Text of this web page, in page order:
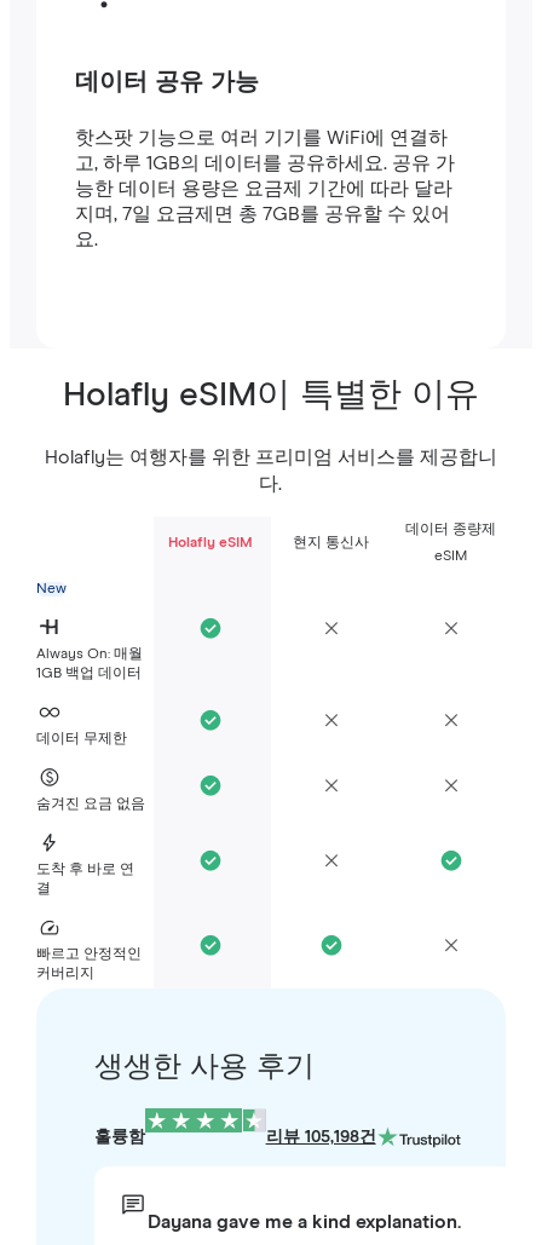
데이터 공유 가능
핫스팟 기능으로 여러 기기를 WiFi에 연결하
고, 하루 1GB의 데이터를 공유하세요. 공유 가
능한 데이터 용량은 요금제 기간에 따라 달라
지며, 7일 요금제면 총 7GB를 공유할 수 있어
요.
Holafly eSIM이 특별한 이유
Holafly는 여행자를 위한 프리미엄 서비스를 제공합니
다.
Holafly eSIM 현지 통신사
데이터 종량제
eSIM
New
Always On: 매월
1GB 백업 데이터
데이터 무제한
숨겨진 요금 없음
도착 후 바로 연
결
빠르고 안정적인
커버리지
생생한 사용 후기
훌륭함 리뷰 105,198건
Dayana gave me a kind explanation.